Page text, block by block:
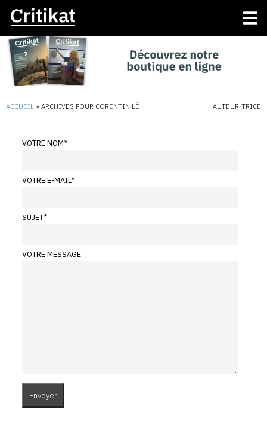
ACCUEIL » ARCHIVES POUR CORENTIN LÊ AUTEUR·TRICE
VOTRE NOM*
VOTRE E-MAIL*
SUJET*
VOTRE MESSAGE